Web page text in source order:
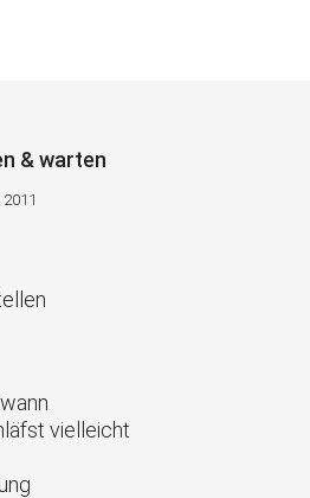
& warten
vielleicht